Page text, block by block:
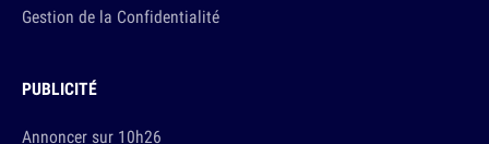
Gestion de la Confidentialité
PUBLICITÉ
Annoncer sur 10h26